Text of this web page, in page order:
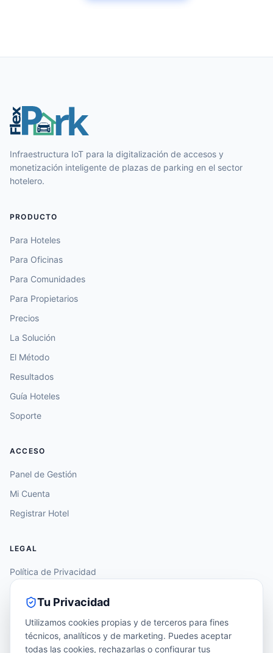
Infraestructura IoT para la digitalización de accesos y
monetización inteligente de plazas de parking en el sector
hotelero.
PRODUCTO
Para Hoteles
Para Oficinas
Para Comunidades
Para Propietarios
Precios
La Solución
El Método
Resultados
Guía Hoteles
Soporte
ACCESO
Panel de Gestión
Mi Cuenta
Registrar Hotel
LEGAL
Política de Privacidad
Política de Cookies
Accesibilidad
Configurar Cookies
Tu Privacidad
Utilizamos cookies propias y de terceros para fines
técnicos, analíticos y de marketing. Puedes aceptar
todas las cookies, rechazarlas o configurar tus